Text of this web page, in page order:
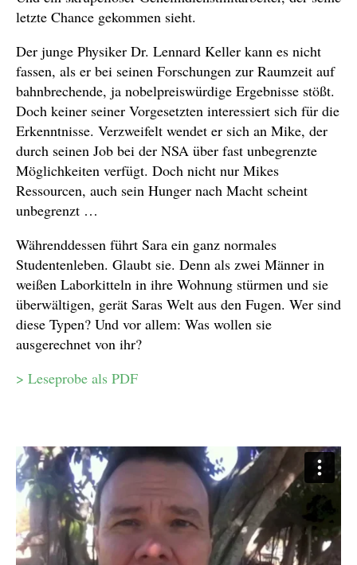
letzte Chance gekommen sieht.
Der junge Physiker Dr. Lennard Keller kann es nicht
fassen, als er bei seinen Forschungen zur Raumzeit auf
bahnbrechende, ja nobelpreiswürdige Ergebnisse stößt.
Doch keiner seiner Vorgesetzten interessiert sich für die
Erkenntnisse. Verzweifelt wendet er sich an Mike, der
durch seinen Job bei der NSA über fast unbegrenzte
Möglichkeiten verfügt. Doch nicht nur Mikes
Ressourcen, auch sein Hunger nach Macht scheint
unbegrenzt …
Währenddessen führt Sara ein ganz normales
Studentenleben. Glaubt sie. Denn als zwei Männer in
weißen Laborkitteln in ihre Wohnung stürmen und sie
überwältigen, gerät Saras Welt aus den Fugen. Wer sind
diese Typen? Und vor allem: Was wollen sie
ausgerechnet von ihr?
> Leseprobe als PDF